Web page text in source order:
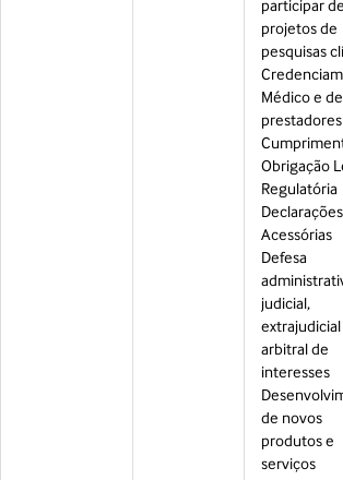
participar de
projetos de
pesquisas
Médico e
prestadores
Obrigação
Regulatória
Declarações
Acessórias
Defesa
judicial,
extrajudicial
arbitral de
interesses
de novos
produtos e
serviços